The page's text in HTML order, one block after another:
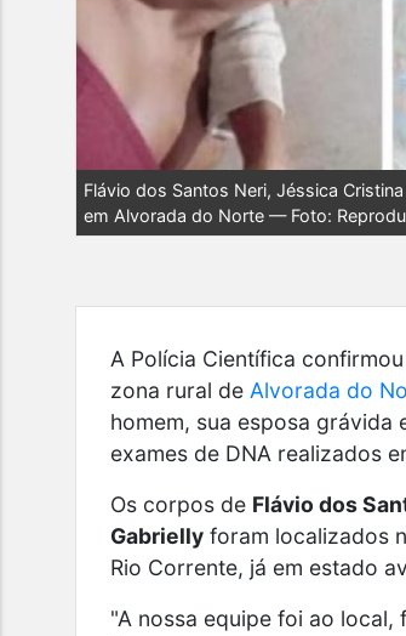
Flávio dos Santos Neri, Jéssica
em Alvorada do Norte — Foto:
A Polícia Científica
zona rural deAlvorada do
homem, sua esposa
exames de DNA realizados
Os corpos de Flávio dos
Gabrielly foram localizados
Rio Corrente, já em estado
"A nossa equipe foi ao